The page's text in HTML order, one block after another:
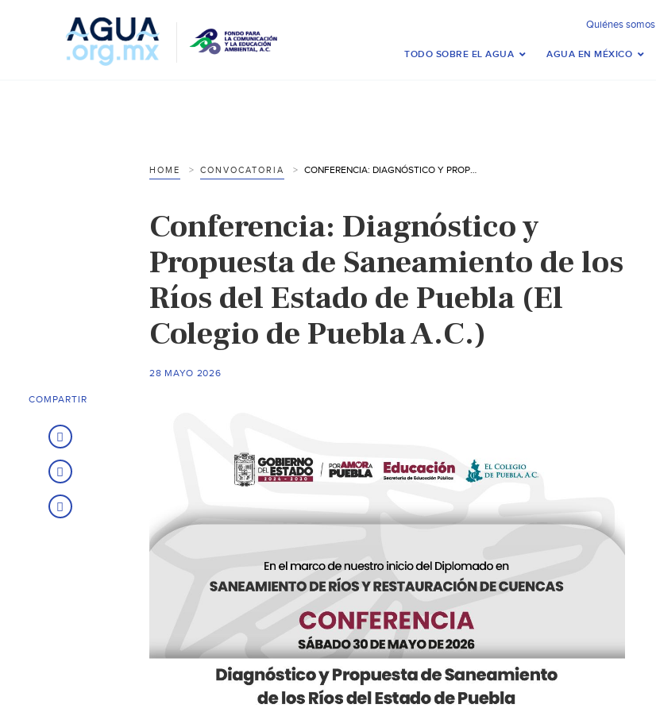
Quiénes somos
TODO SOBRE EL AGUA AGUA EN MÉXICO
HOME CONVOCATORIA CONFERENCIA: DIAGNÓSTICO Y PROPUESTA DE SANEAMIENTO DE LOS RÍOS DEL ESTADO DE PUEBLA (EL COLEGIO DE PUEBLA A.C.)
Conferencia: Diagnóstico y
Propuesta de Saneamiento de los
Ríos del Estado de Puebla (El
Colegio de Puebla A.C.)
28 MAYO 2026
COMPARTIR